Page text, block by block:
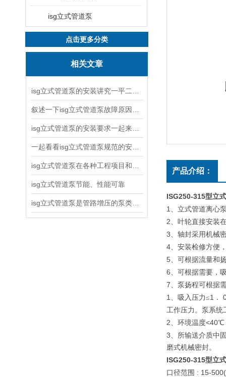
isg立式管道泵
点击更多分类
相关文章
isg立式管道泵节能、性能可靠
产品介绍：
ISG250-315型立
1 、立式管道离心
2、叶轮直接安装
3、轴封采用机械
4、安装检修方便
5、可根据流量和
6、可根据需要，
7、泵扬程可根据
1 、吸入压力≤1 ．
工作压力。泵系统
2、环境温度<40℃
3、所输送介质中
磨式机械密封。
ISG250-315型立
口径范围 : 15-